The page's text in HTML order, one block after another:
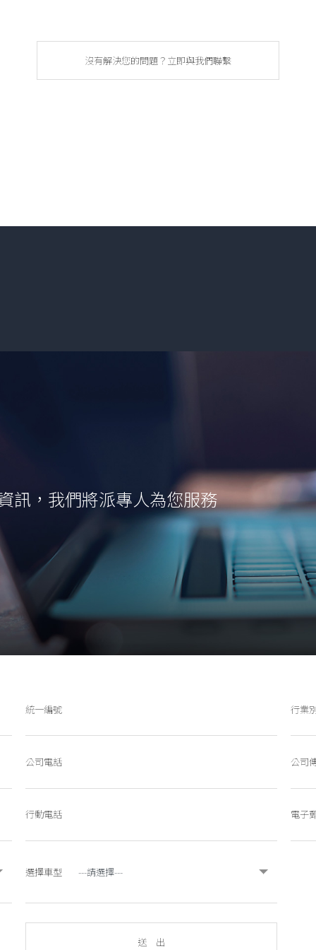
沒有解決您的問題？立即與我們聯繫
訊， 我們將派專人為您服務
統一編號 行業
公司電話 公司
行動電話 電子
選擇車型
送 出